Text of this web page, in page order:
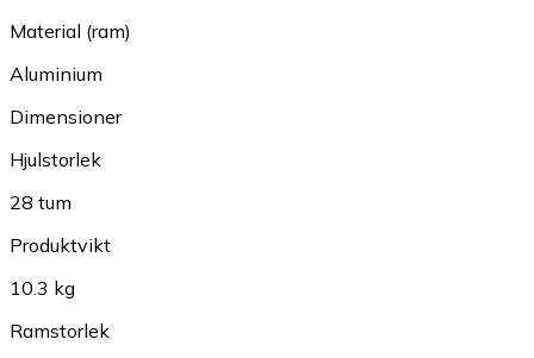
Material (ram)
Aluminium
Dimensioner
Hjulstorlek
28 tum
Produktvikt
10.3 kg
Ramstorlek